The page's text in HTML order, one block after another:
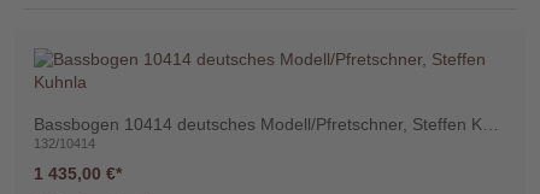
Warenkorb
(0)
132/10414
1 435,00 €